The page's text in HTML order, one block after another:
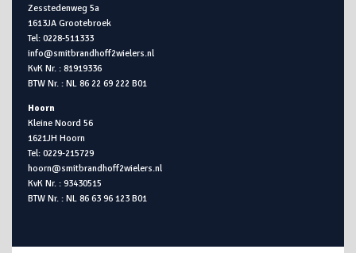
Zesstedenweg 5a
1613JA Grootebroek
Tel: 0228-511333
info@smitbrandhoff2wielers.nl
KvK Nr. : 81919336
BTW Nr. : NL 86 22 69 222 B01
Hoorn
Kleine Noord 56
1621JH Hoorn
Tel: 0229-215729
hoorn@smitbrandhoff2wielers.nl
KvK Nr. : 93430515
BTW Nr. : NL 86 63 96 123 B01